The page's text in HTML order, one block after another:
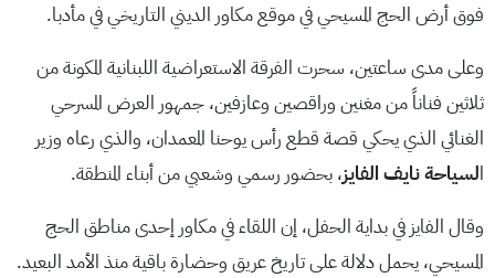
فوق أرض الحج المسيحي في موقع مكاور الديني التاريخي في مأدبا.
وعلى مدى ساعتين، سحرت الفرقة الاستعراضية اللبنانية المكونة من
ثلاثين فناناً من مغنين وراقصين وعازفين، جمهور العرض المسرحي
الغنائي الذي يحكي قصة قطع رأس يوحنا المعمدان، والذي رعاه وزير
السياحة نايف الفايز، بحضور رسمي وشعبي من أبناء المنطقة.
وقال الفايز في بداية الحفل، إن اللقاء في مكاور إحدى مناطق الحج
المسيحي، يحمل دلالة على تاريخ عريق وحضارة باقية منذ الأمد البعيد.